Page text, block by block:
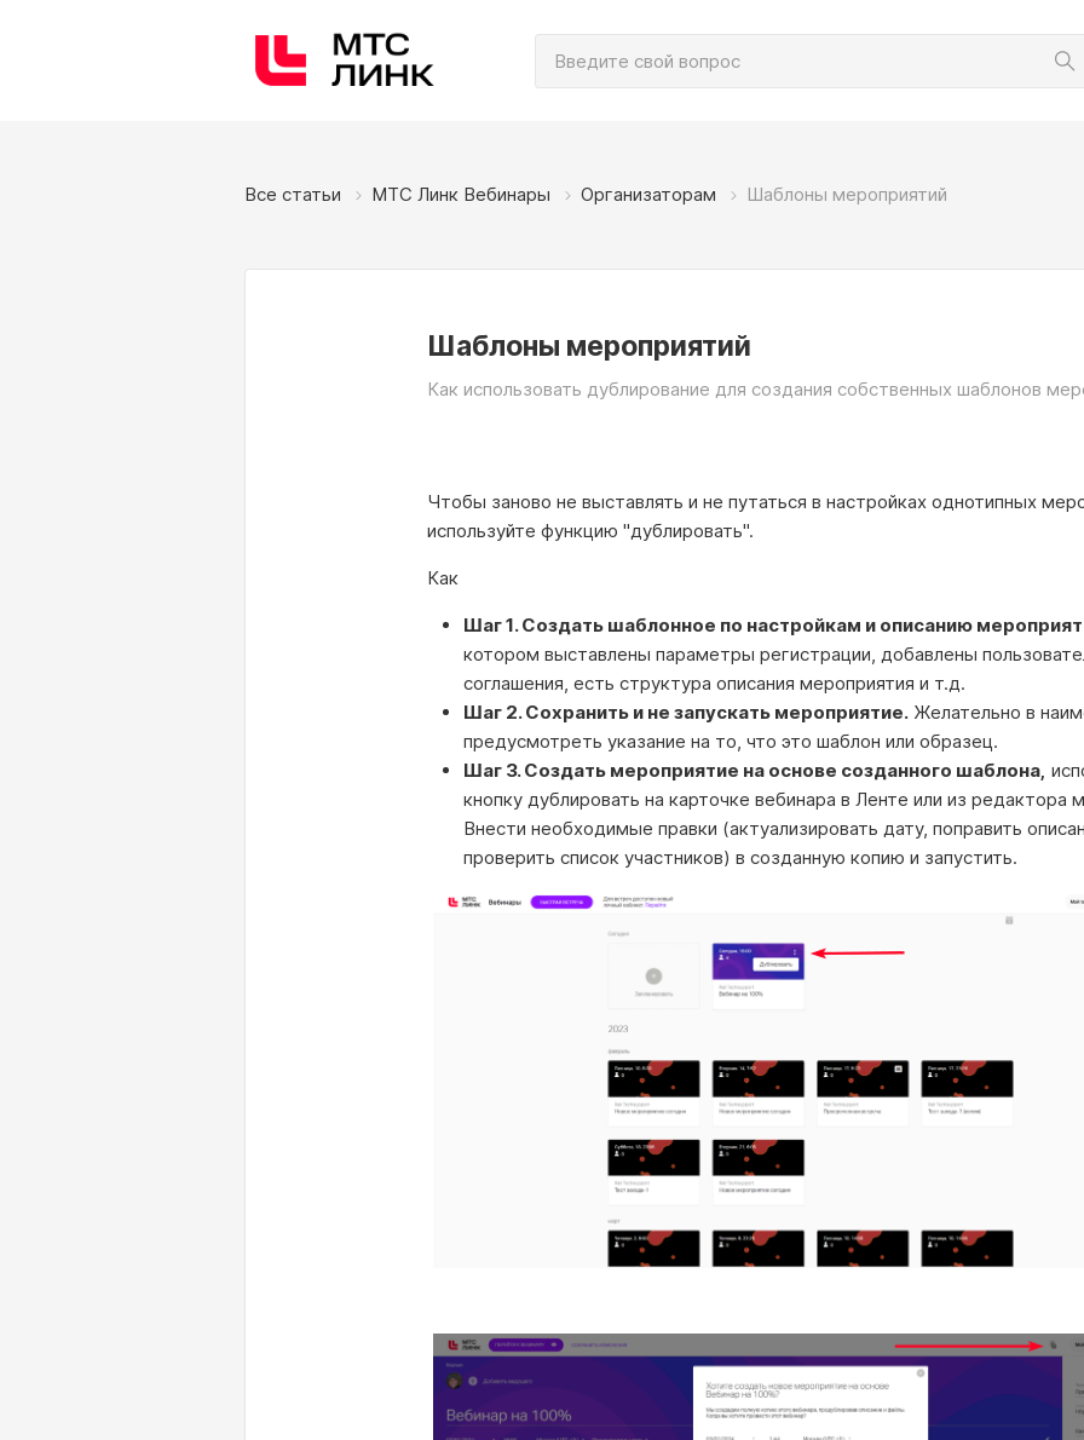
Все статьи МТС Линк Вебинары Организаторам Шаблоны мероприятий
Шаблоны мероприятий
Как использовать дублирование для создания собственных шаблонов
Чтобы заново не выставлять и не путаться в настройках однотипных
используйте функцию "дублировать".
Как
Шаг 1. Создать шаблонное по настройкам и описанию
котором выставлены параметры регистрации, добавлены
соглашения, есть структура описания мероприятия и т.д.
Шаг 2. Сохранить и не запускать мероприятие. Желательно в
предусмотреть указание на то, что это шаблон или образец.
Шаг 3. Создать мероприятие на основе созданного шаблона,
кнопку дублировать на карточке вебинара в Ленте или из редактора
Внести необходимые правки (актуализировать дату, поправить
проверить список участников) в созданную копию и запустить.